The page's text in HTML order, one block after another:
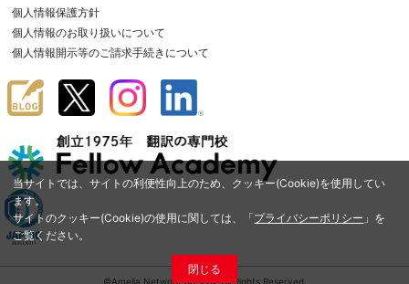
当サイトでは、サイトの利便性向上のため、クッキー(Cookie)を使用してい
ます。
サイトのクッキー(Cookie)の使用に関しては、「プライバシーポリシー 」を
ご覧ください。
閉じる
個人情報保護方針
個人情報のお取り扱いについて
個人情報開示等のご請求手続きについて
©Amelia Network Co.,Ltd. All Rights Reserved.